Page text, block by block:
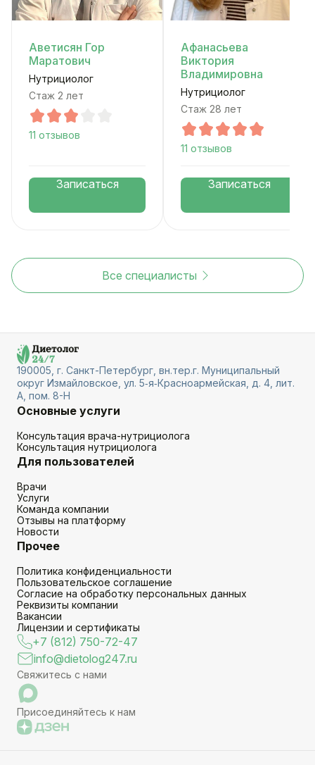
Аветисян Гор
Маратович
Нутрициолог
Стаж 2 лет
11 отзывов
Записаться
Афанасьева
Виктория
Владимировна
Нутрициолог
Стаж 28 лет
11 отзывов
Записаться
Все специалисты
190005, г. Санкт-Петербург, вн.тер.г. Муниципальный
округ Измайловское, ул. 5‑я‑Красноармейская, д. 4, лит.
А, пом. 8-Н
Основные услуги
Консультация врача-нутрициолога
Консультация нутрициолога
Для пользователей
Врачи
Услуги
Команда компании
Отзывы на платформу
Новости
Прочее
Политика конфиденциальности
Пользовательское соглашение
Согласие на обработку персональных данных
Реквизиты компании
Вакансии
Лицензии и сертификаты
+7 (812) 750-72-47
info@dietolog247.ru
Свяжитесь с нами
Присоединяйтесь к нам